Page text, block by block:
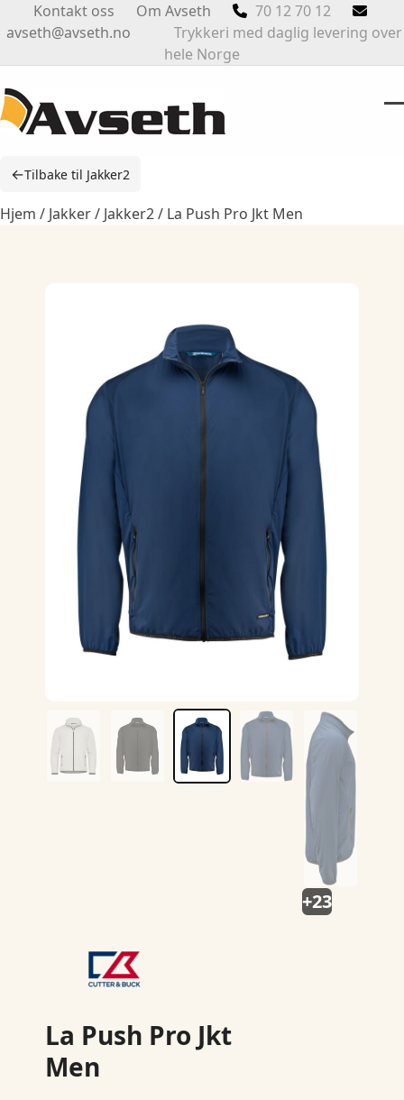
to
Kontakt oss Om Avseth
70 12 70 12
avseth@avseth.no Trykkeri med daglig levering over
hele Norge
←Tilbake til Jakker2
Hjem / Jakker/ Jakker2/ La Push Pro Jkt Men
+23
La Push Pro Jkt
Men